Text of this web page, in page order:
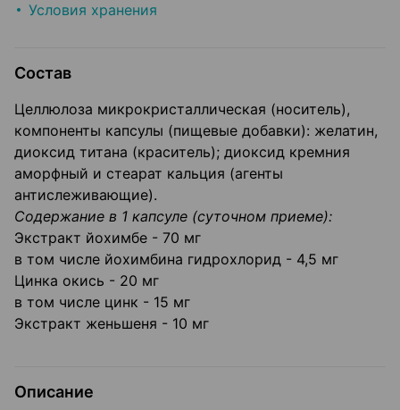
Условия хранения
Состав
Целлюлоза микрокристаллическая (носитель),
компоненты капсулы (пищевые добавки): желатин,
диоксид титана (краситель); диоксид кремния
аморфный и стеарат кальция (агенты
антислеживающие).
Содержание в 1 капсуле (суточном приеме):
Экстракт йохимбе - 70 мг
в том числе йохимбина гидрохлорид - 4,5 мг
Цинка окись - 20 мг
в том числе цинк - 15 мг
Экстракт женьшеня - 10 мг
Описание